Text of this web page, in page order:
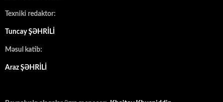
Texniki redaktor:
Tuncay ŞƏHRİLİ
Məsul katib:
Araz ŞƏHRİLİ